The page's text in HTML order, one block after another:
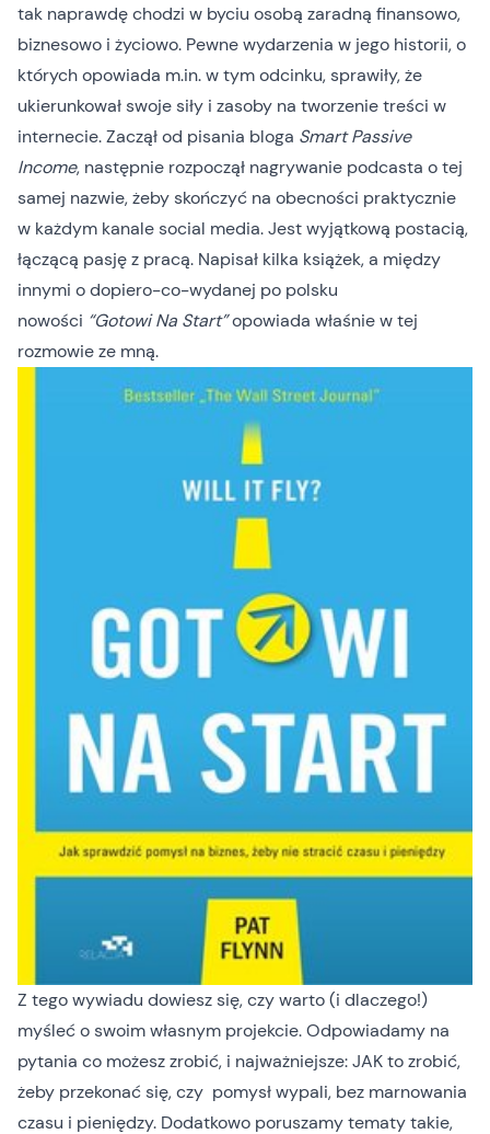
tak naprawdę chodzi w byciu osobą zaradną finansowo,
biznesowo i życiowo. Pewne wydarzenia w jego historii, o
których opowiada m.in. w tym odcinku, sprawiły, że
ukierunkował swoje siły i zasoby na tworzenie treści w
internecie. Zaczął od pisania bloga Smart Passive
Income, następnie rozpoczął nagrywanie podcasta o tej
samej nazwie, żeby skończyć na obecności praktycznie
w każdym kanale social media. Jest wyjątkową postacią,
łączącą pasję z pracą. Napisał kilka książek, a między
innymi o dopiero-co-wydanej po polsku
nowości “Gotowi Na Start”opowiada właśnie w tej
rozmowie ze mną.
Z tego wywiadu dowiesz się, czy warto (i dlaczego!)
myśleć o swoim własnym projekcie. Odpowiadamy na
pytania co możesz zrobić, i najważniejsze: JAK to zrobić,
żeby przekonać się, czy pomysł wypali, bez marnowania
czasu i pieniędzy. Dodatkowo poruszamy tematy takie,